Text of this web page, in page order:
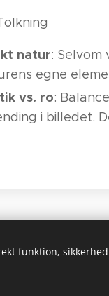
natur:
egne
vs. ro:
i billedet.
funktion,